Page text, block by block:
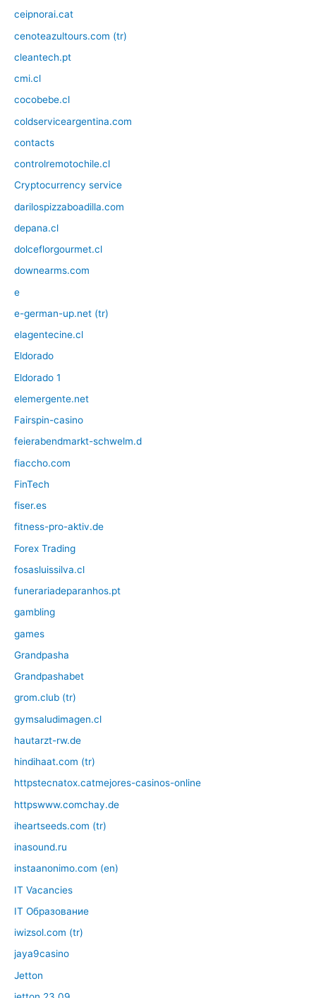
ceipnorai.cat
cenoteazultours.com (tr)
cleantech.pt
cmi.cl
cocobebe.cl
coldserviceargentina.com
contacts
controlremotochile.cl
Cryptocurrency service
darilospizzaboadilla.com
depana.cl
dolceflorgourmet.cl
downearms.com
e
e-german-up.net (tr)
elagentecine.cl
Eldorado
Eldorado 1
elemergente.net
Fairspin-casino
feierabendmarkt-schwelm.d
fiaccho.com
FinTech
fiser.es
fitness-pro-aktiv.de
Forex Trading
fosasluissilva.cl
funerariadeparanhos.pt
gambling
games
Grandpasha
Grandpashabet
grom.club (tr)
gymsaludimagen.cl
hautarzt-rw.de
hindihaat.com (tr)
httpstecnatox.catmejores-casinos-online
httpswww.comchay.de
iheartseeds.com (tr)
inasound.ru
instaanonimo.com (en)
IT Vacancies
IT Образование
iwizsol.com (tr)
jaya9casino
Jetton